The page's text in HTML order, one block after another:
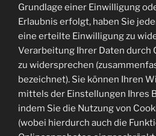
Grundlage einer Einwilligung
Erlaubnis erfolgt, haben Sie
eine erteilte Einwilligung zu
Verarbeitung Ihrer Daten durch
zu widersprechen
bezeichnet). Sie können Ihren
mittels der Einstellungen Ihres
indem Sie die Nutzung von
(wobei hierdurch auch die